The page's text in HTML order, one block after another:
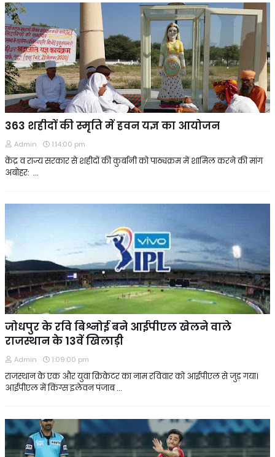
363 शहीदों की स्मृति में हवन यज्ञ का आयोजन
Admin 1:14:00 pm
केंद्र व राज्य सरकार से शहीदों की कुर्बानी को पाठ्यक्रम में शामिल करने की मांग
अबोहर: …
जोधपुर के रवि बिश्नोई बने आईपीएल खेलने वाले
राजस्थान के 13वें खिलाड़ी
Admin 1:09:00 pm
राजस्थान के एक और युवा क्रिकेटर का नाम रविवार को आईपीएल से जुड़ गया।
आईपीएल में किंग्स इलेवन पंजाब …